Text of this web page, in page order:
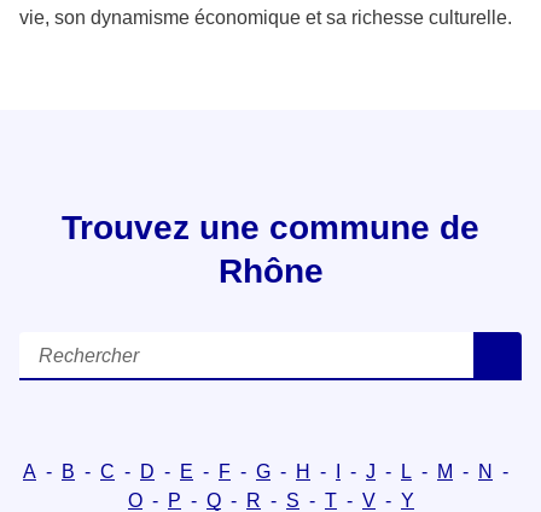
vie, son dynamisme économique et sa richesse culturelle.
Trouvez une commune de
Rhône
Rechercher
A - B - C - D - E - F - G - H - - J - L - M - N
-
O - P - Q - R - S - T - V - Y